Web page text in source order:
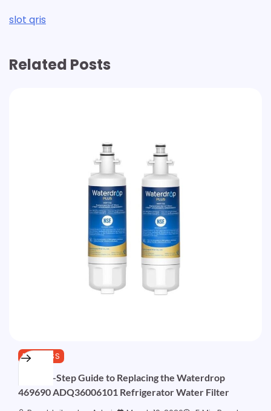
slot qris
Related Posts
BUSINESS
Step-by-Step Guide to Replacing the Waterdrop
469690 ADQ36006101 Refrigerator Water Filter